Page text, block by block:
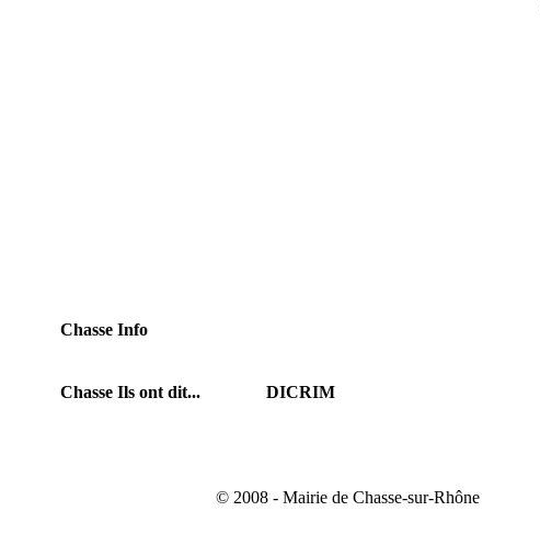
Chasse Info
Chasse Ils ont dit... DICRIM
© 2008 - Mairie de Chasse-sur-Rhône